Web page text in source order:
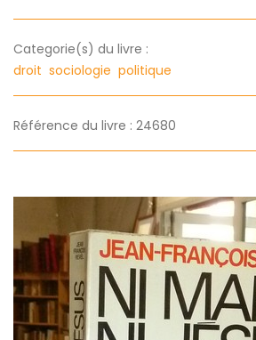
Categorie(s) du livre :
droit sociologie politique
Référence du livre : 24680